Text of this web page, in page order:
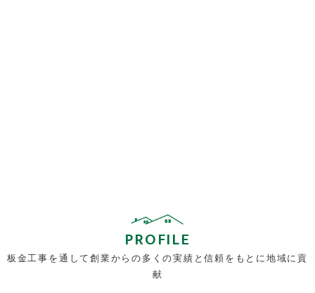
板金工事を通して創業からの多くの実績と信頼をもとに地域に貢
献
PROFILE